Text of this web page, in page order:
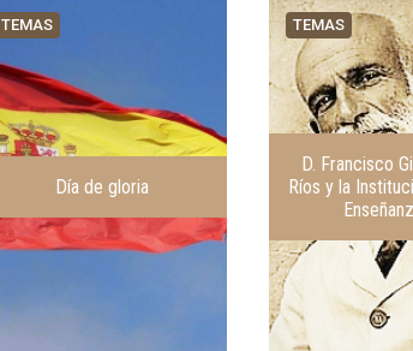
TEMAS
Día de gloria
TEMAS
D. Francisco
Ríos y la